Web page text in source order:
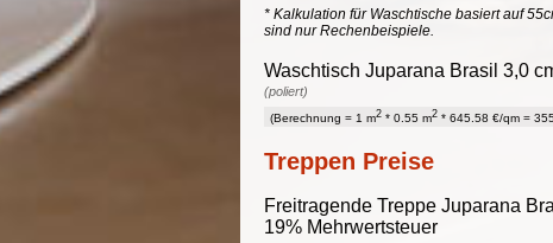
* Kalkulation für Waschtische basiert auf
sind nur Rechenbeispiele.
Waschtisch Juparana Brasil 3,0
(poliert)
(Berechnung = 1 m2 * 0.55 m2 * 645.58 €/qm =
Treppen Preise
Freitragende Treppe Juparana
19% Mehrwertsteuer